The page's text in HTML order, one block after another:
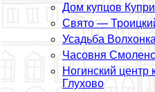
Дом купцов
Свято —
Усадьба Волхонка
Часовня
Ногинский центр
Глухово